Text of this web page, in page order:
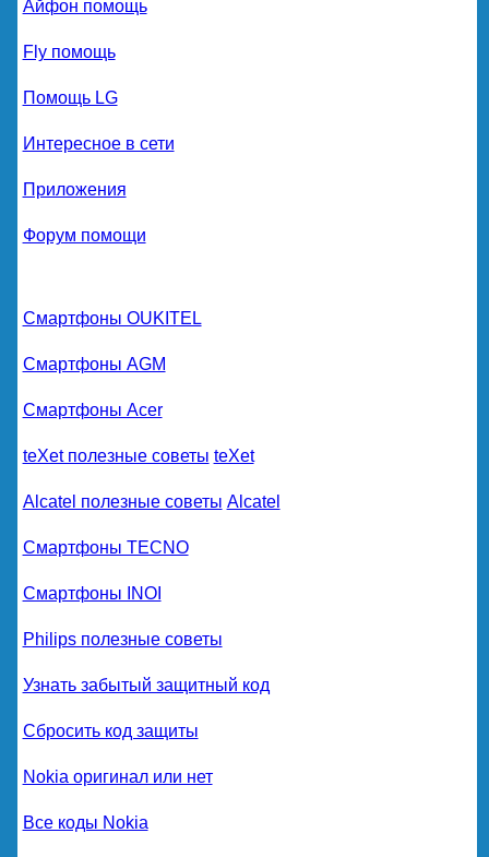
Айфон помощь
Fly помощь
Помощь LG
Интересное в сети
Приложения
Форум помощи
Смартфоны OUKITEL
Смартфоны AGM
Смартфоны Acer
teXet полезные советы teXet
Alcatel полезные советы Alcatel
Смартфоны TECNO
Смартфоны INOI
Philips полезные советы
Узнать забытый защитный код
Сбросить код защиты
Nokia оригинал или нет
Все коды Nokia